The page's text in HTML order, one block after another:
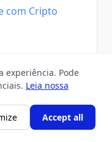
com Cripto
experiência. Pode
Leia nossa
Accept all